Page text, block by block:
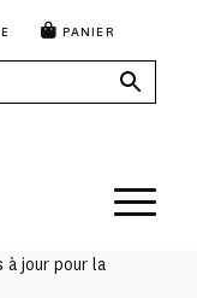
PANIER
jour pour la